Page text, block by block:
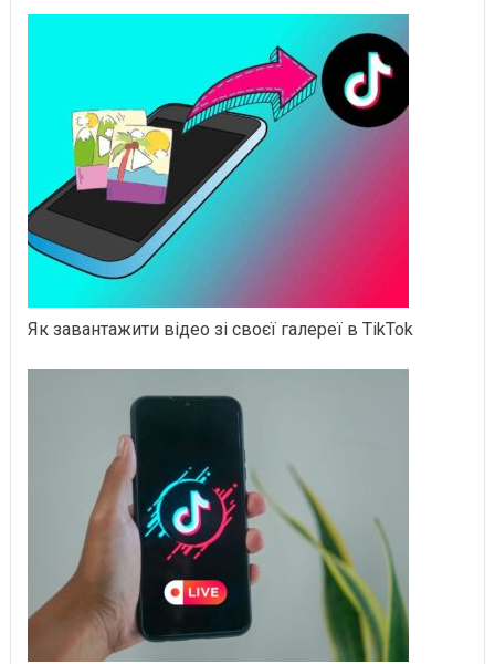
Як завантажити відео зі своєї галереї в TikTok